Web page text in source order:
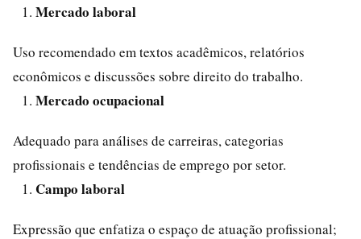
Mercado laboral
Uso recomendado em textos acadêmicos, relatórios
econômicos e discussões sobre direito do trabalho.
Mercado ocupacional
Adequado para análises de carreiras, categorias
profissionais e tendências de emprego por setor.
Campo laboral
Expressão que enfatiza o espaço de atuação profissional;